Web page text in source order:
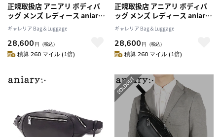
正規取扱店 アニアリ ボディバ
ッグ メンズ レディース aniary
バッグ ウエストバッグ ショル
ダー 斜めがけ 本革 革 レザー き
れいめ おしゃれ ブランド 日本
製 エス-フィルムレザー 33-
ギャレリア Bag＆Luggage
28,600 円 （税込）
積算 260 マイル (1倍)
正規取扱店 アニアリ ボディバ
ッグ メンズ レディース aniary
バッグ ウエストバッグ ショル
ダー 斜めがけ 本革 革 レザー き
れいめ おしゃれ ブランド 日本
製 エス-フィルムレザー 33-
ギャレリア Bag＆Luggage
28,600 円 （税込）
積算 260 マイル (1倍)